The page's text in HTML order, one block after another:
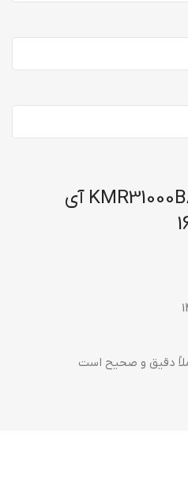
KMR31000BA-B614 آی
دقیق و صحیح است